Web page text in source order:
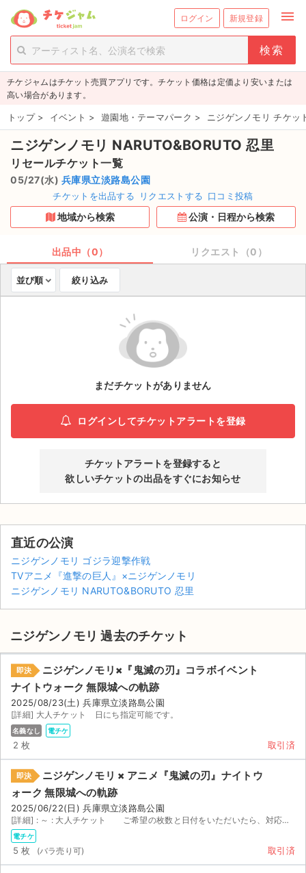
ログイン 新規登録 menu
person_add 新規会員登録
チケットを探す
新着チケット
値下げしたチケット
都道府県からチケットを探す
もうすぐ開催のチケット
取扱チケット
ライブ・コンサート（海外）
演劇・ミュージカル
AIに質問する
よくある質問
サイト情報
チケジャムはチケット売買アプリです。チケット価格は定価より安いまたは
高い場合があります。
トップ > イベント > 遊園地・テーマパーク > ニジゲンノモリ チケッ
ニジゲンノモリ NARUTO&BORUTO 忍里
リセールチケット一覧
05/27(水) 兵庫県立淡路島公園
チケットを出品する リクエストする 口コミ投稿
地域から検索 公演・日程から検索
出品中（0） リクエスト（0）
並び順 絞り込み
まだチケットがありません
ログインしてチケットアラートを登録
チケットアラートを登録すると
欲しいチケットの出品をすぐにお知らせ
直近の公演
ニジゲンノモリ ゴジラ迎撃作戦
TVアニメ『進撃の巨人』×ニジゲンノモリ
ニジゲンノモリ NARUTO&BORUTO 忍里
ニジゲンノモリ 過去のチケット
即決
ニジゲンノモリ×『鬼滅の刃』コラボイベント
ナイトウォーク 無限城への軌跡
2025/08/23(土) 兵庫県立淡路島公園
[詳細] 大人チケット 日にち指定可能です。
名義なし 電チケ
2 枚 取引済
即決
ニジゲンノモリ × アニメ『鬼滅の刃』ナイトウ
ォーク 無限城への軌跡
2025/06/22(日) 兵庫県立淡路島公園
[詳細] : ～ : 大人チケット ご希望の枚数と日付をいただいたら、対応可能です
電チケ
5 枚 取引済